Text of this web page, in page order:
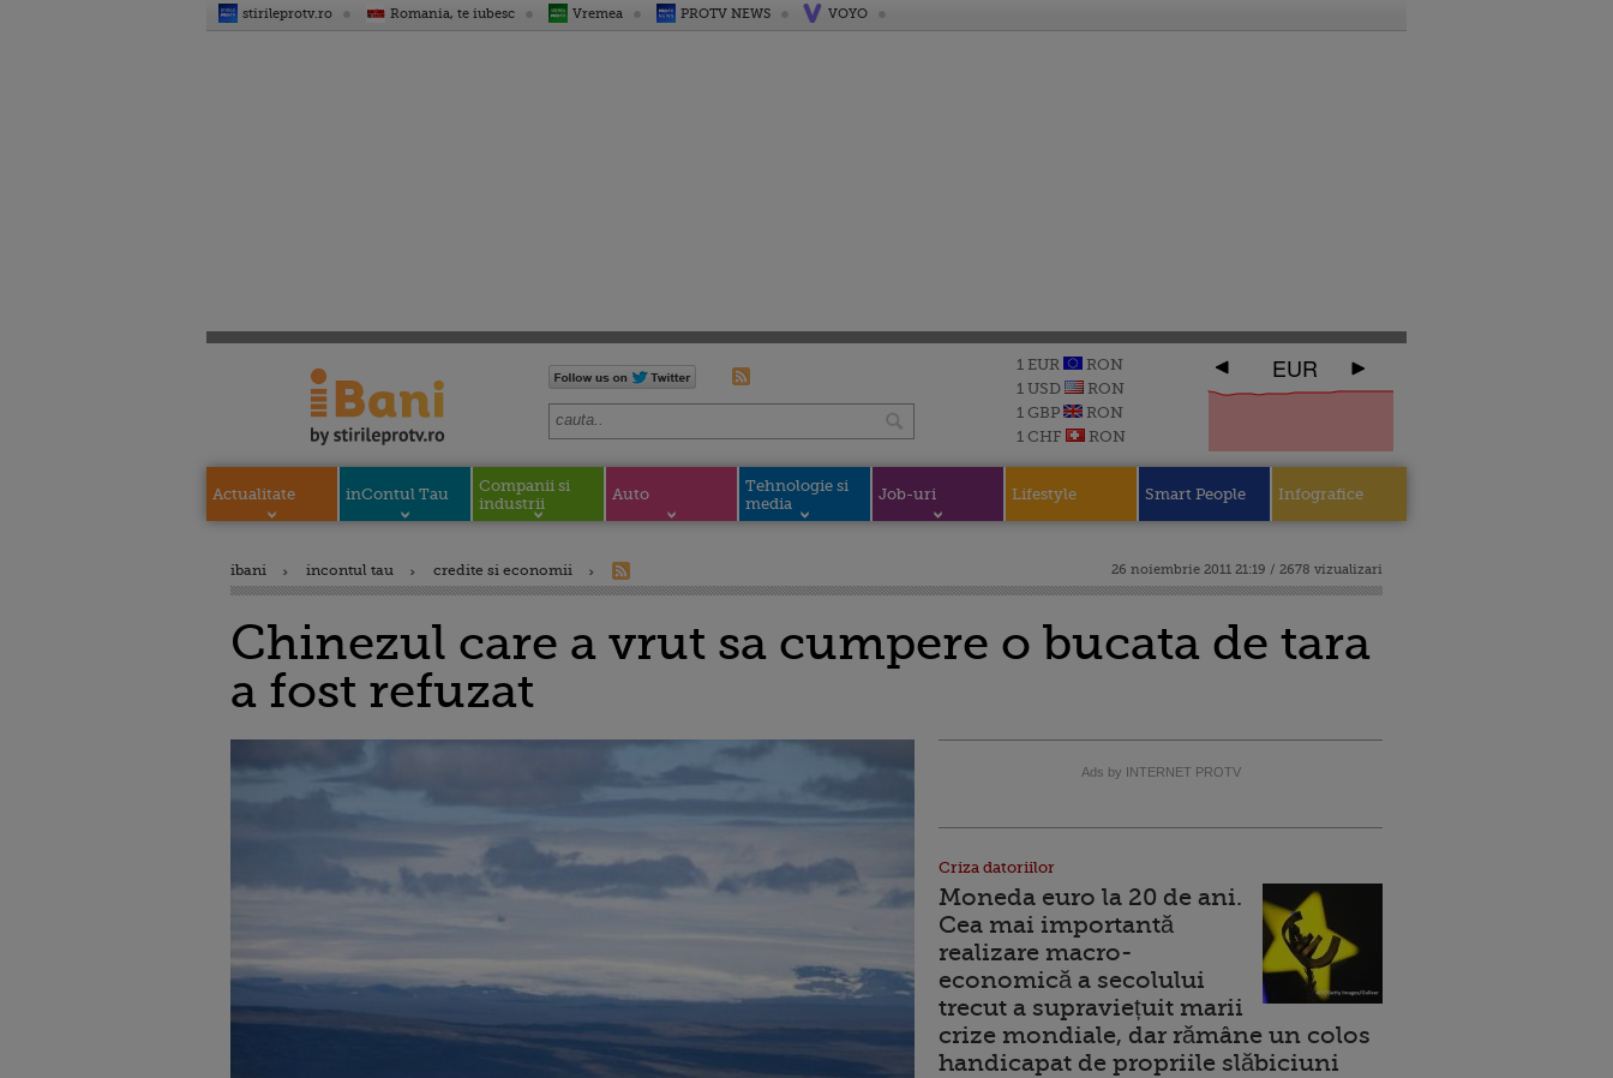
stirileprotv.ro Romania, te iubesc Vremea PROTV NEWS VOYO
1 EUR
RON
1 USD
RON
1 GBP
RON
1 CHF
RON
EUR
Actualitate inContul Tau
Companii si
industrii
Auto
Tehnologie si
media
Job-uri Lifestyle Smart People Infografice
ibani incontul tau credite si economii 26 noiembrie 2011 21:19 / 2678 vizualizari
Chinezul care a vrut sa cumpere o bucata de tara
a fost refuzat
Ads by INTERNET PROTV
Criza datoriilor
Moneda euro la 20 de ani.
Cea mai importantă
realizare macro-
economică a secolului
trecut a supraviețuit marii
crize mondiale, dar rămâne un colos
handicapat de propriile slăbiciuni